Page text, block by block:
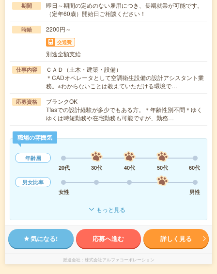
期間
即日～期間の定めのない雇用につき、長期就業が可能です。
（定年60歳）開始日ご相談ください！
時給 2200円～
交通費
別途全額支給
仕事内容
ＣＡＤ（土木・建築・設備）
＊CADオペレータとして空調衛生設備の設計アシスタント業
務。※わからないことは教えていただける環境で…
応募資格
ブランクOK
Tfasでの設計経験が多少でもある方。＊年齢性別不問＊ゆく
ゆくは時短勤務や在宅勤務も可能ですが、勤務…
職場の雰囲気
年齢層
20代
30代 40代 50代
60代
男女比率
女性
男性
もっと見る
気になる! 応募へ進む 詳しく見る
派遣会社 株式会社アルファコーポレーション